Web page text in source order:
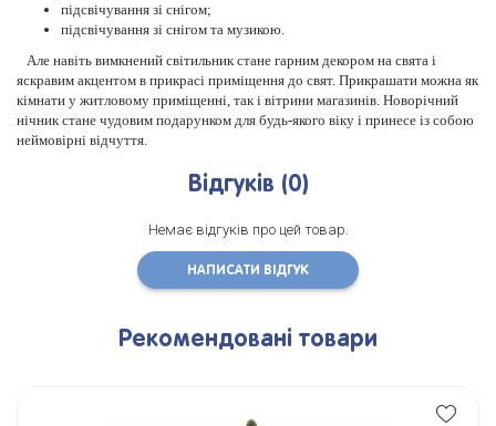
підсвічування зі снігом;
підсвічування зі снігом та музикою.
Але навіть вимкнений світильник стане гарним декором на свята і
яскравим акцентом в прикрасі приміщення до свят. Прикрашати можна як
кімнати у житловому приміщенні, так і вітрини магазинів. Новорічний
нічник стане чудовим подарунком для будь-якого віку і принесе із собою
неймовірні відчуття.
Відгуків (0)
Немає відгуків про цей товар.
НАПИСАТИ ВІДГУК
Рекомендовані товари